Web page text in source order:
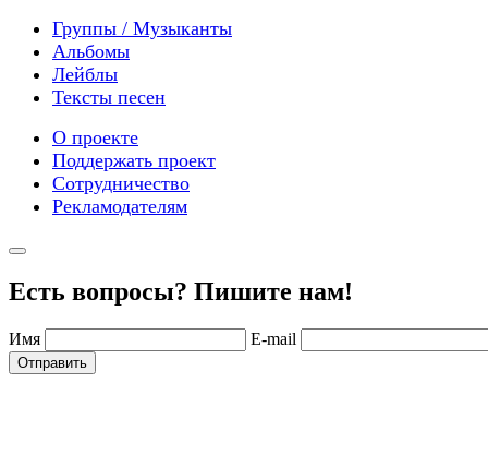
Группы / Музыканты
Альбомы
Лейблы
Тексты песен
О проекте
Поддержать проект
Сотрудничество
Рекламодателям
Есть вопросы? Пишите нам!
Имя E-mail